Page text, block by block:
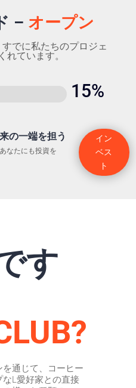
– オープン
でに私たちのプロジェ
れています。
15%
の一端を担う
あなたにも投資を
イン
ベス
ト
す
通じて、コーヒー
L愛好家との直接